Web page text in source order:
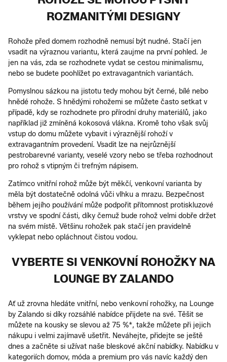
ROZMANITÝMI DESIGNY
Rohože před domem rozhodně nemusí být nudné. Stačí jen
vsadit na výraznou variantu, která zaujme na první pohled. Je
jen na vás, zda se rozhodnete vydat se cestou minimalismu,
nebo se budete poohlížet po extravagantních variantách.
Pomyslnou sázkou na jistotu tedy mohou být černé, bílé nebo
hnědé rohože. S hnědými rohožemi se můžete často setkat v
případě, kdy se rozhodnete pro přírodní druhy materiálů, jako
například již zmíněná kokosová vlákna. Kromě toho však svůj
vstup do domu můžete vybavit i výraznější rohoží v
extravagantním provedení. Vsadit lze na nejrůznější
pestrobarevné varianty, veselé vzory nebo se třeba rozhodnout
pro rohož s vtipným či trefným nápisem.
Zatímco vnitřní rohož může být měkčí, venkovní varianta by
měla být dostatečně odolná vůči vlhku a mrazu. Bezpečnost
během jejího používání může podpořit přítomnost protiskluzové
vrstvy ve spodní části, díky čemuž bude rohož velmi dobře držet
na svém místě. Většinu rohožek pak stačí jen pravidelně
vyklepat nebo opláchnout čistou vodou.
VYBERTE SI VENKOVNÍ ROHOŽKY NA
LOUNGE BY ZALANDO
Ať už zrovna hledáte vnitřní, nebo venkovní rohožky, na Lounge
by Zalando si díky rozsáhlé nabídce přijdete na své. Těšit se
můžete na kousky se slevou až 75 %*, takže můžete při jejich
nákupu i velmi zajímavě ušetřit. Neváhejte, přidejte se ještě
dnes a začněte si užívat naše bleskové akční nabídky. Nabídku v
kategoriích domov, móda a premium pro vás navíc každý den